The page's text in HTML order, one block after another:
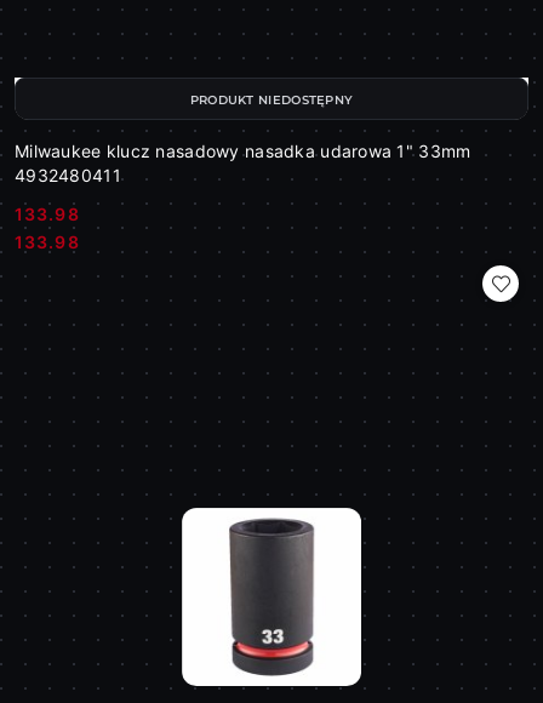
Milwaukee klucz nasadowy nasadka udarowa 1" 33mm
4932480411
Cena:
133.98
Cena:
133.98
PRODUKT NIEDOSTĘPNY